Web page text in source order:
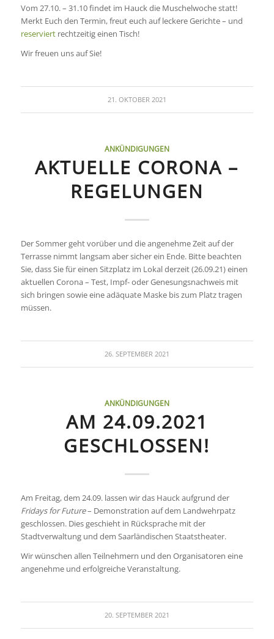
Vom 27.10. – 31.10 findet im Hauck die Muschelwoche statt!
Merkt Euch den Termin, freut euch auf leckere Gerichte – und
reserviertrechtzeitig einen Tisch!
Wir freuen uns auf Sie!
21. OKTOBER 2021
ANKÜNDIGUNGEN
AKTUELLE CORONA –
REGELUNGEN
Der Sommer geht vorüber und die angenehme Zeit auf der
Terrasse nimmt langsam aber sicher ein Ende. Bitte beachten
Sie, dass Sie für einen Sitzplatz im Lokal derzeit (26.09.21) einen
aktuellen Corona – Test, Impf- oder Genesungsnachweis mit
sich bringen sowie eine adäquate Maske bis zum Platz tragen
müssen.
26. SEPTEMBER 2021
ANKÜNDIGUNGEN
AM 24.09.2021
GESCHLOSSEN!
Am Freitag, dem 24.09. lassen wir das Hauck aufgrund der
Fridays for Future– Demonstration auf dem Landwehrpatz
geschlossen. Dies geschieht in Rücksprache mit der
Stadtverwaltung und dem Saarländischen Staatstheater.
Wir wünschen allen Teilnehmern und den Organisatoren eine
angenehme und erfolgreiche Veranstaltung.
20. SEPTEMBER 2021